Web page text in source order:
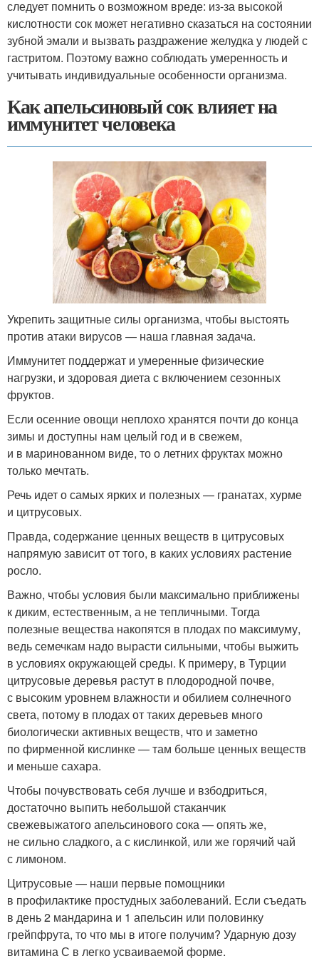
следует помнить о возможном вреде: из-за высокой
кислотности сок может негативно сказаться на состоянии
зубной эмали и вызвать раздражение желудка у людей с
гастритом. Поэтому важно соблюдать умеренность и
учитывать индивидуальные особенности организма.
Как апельсиновый сок влияет на
иммунитет человека
Укрепить защитные силы организма, чтобы выстоять
против атаки вирусов — наша главная задача.
Иммунитет поддержат и умеренные физические
нагрузки, и здоровая диета с включением сезонных
фруктов.
Если осенние овощи неплохо хранятся почти до конца
зимы и доступны нам целый год и в свежем,
и в маринованном виде, то о летних фруктах можно
только мечтать.
Речь идет о самых ярких и полезных — гранатах, хурме
и цитрусовых.
Правда, содержание ценных веществ в цитрусовых
напрямую зависит от того, в каких условиях растение
росло.
Важно, чтобы условия были максимально приближены
к диким, естественным, а не тепличными. Тогда
полезные вещества накопятся в плодах по максимуму,
ведь семечкам надо вырасти сильными, чтобы выжить
в условиях окружающей среды. К примеру, в Турции
цитрусовые деревья растут в плодородной почве,
с высоким уровнем влажности и обилием солнечного
света, потому в плодах от таких деревьев много
биологически активных веществ, что и заметно
по фирменной кислинке — там больше ценных веществ
и меньше сахара.
Чтобы почувствовать себя лучше и взбодриться,
достаточно выпить небольшой стаканчик
свежевыжатого апельсинового сока — опять же,
не сильно сладкого, а с кислинкой, или же горячий чай
с лимоном.
Цитрусовые — наши первые помощники
в профилактике простудных заболеваний. Если съедать
в день 2 мандарина и 1 апельсин или половинку
грейпфрута, то что мы в итоге получим? Ударную дозу
витамина С в легко усваиваемой форме.